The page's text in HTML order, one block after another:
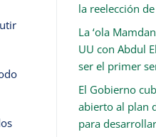
la reelección
La ‘ola
UU con Abdul
ser el primer
El Gobierno
abierto al plan
para